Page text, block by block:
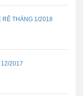
RÊ THÁNG 1/2018
2017